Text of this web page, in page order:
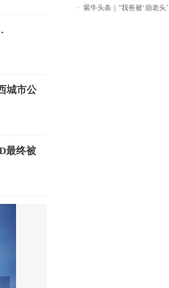
城市公
最终被
紫牛头条｜“我爸被‘崩老头’了”七旬老人与女主播网聊三年被“借